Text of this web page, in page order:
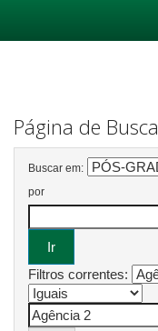
Página de Busca
Buscar em:
por
Filtros correntes: